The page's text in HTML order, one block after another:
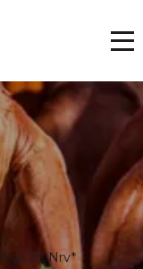
20 Nrv*